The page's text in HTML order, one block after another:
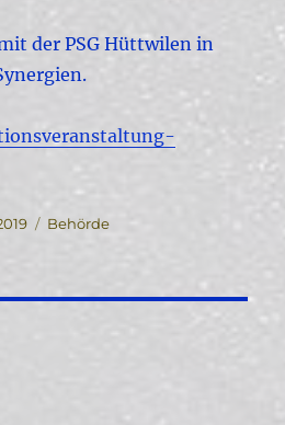
der PSG Hüttwilen in
Kategorien
Behörde